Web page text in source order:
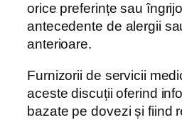
orice preferințe sau
antecedente de alergii
anterioare.
Furnizorii de servicii
aceste discuții oferind
bazate pe dovezi și fiind